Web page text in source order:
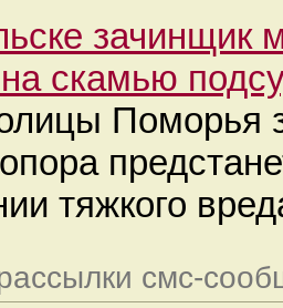
зачинщик
на скамью
Поморья
тяжкого
смс-